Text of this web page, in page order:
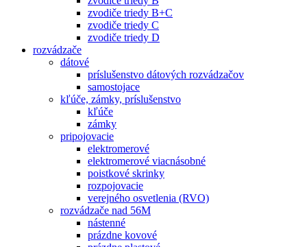
zvodiče triedy B+C
zvodiče triedy C
zvodiče triedy D
rozvádzače
dátové
príslušenstvo dátových rozvádzačov
samostojace
kľúče, zámky, príslušenstvo
kľúče
zámky
pripojovacie
elektromerové
elektromerové viacnásobné
poistkové skrinky
rozpojovacie
verejného osvetlenia (RVO)
rozvádzače nad 56M
nástenné
prázdne kovové